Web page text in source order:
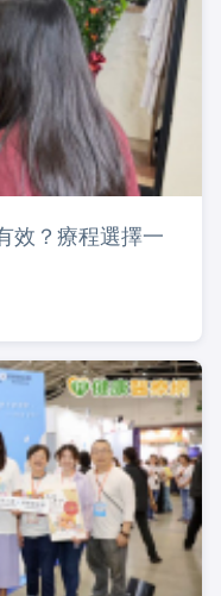
效？療程選擇一